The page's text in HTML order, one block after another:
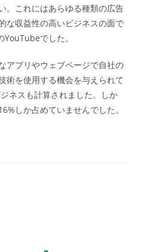
。これにはあらゆる種類の広告
な収益性の高いビジネスの面で
でした。
アプリやウェブページで自社の
術を使用する機会を与えられて
ネスも計算されました。しか
しか占めていませんでした。